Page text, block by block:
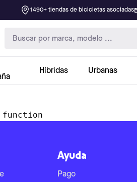
1490+ tiendas de bicicletas asociadas
Híbridas Urbanas
Ayuda
Pago